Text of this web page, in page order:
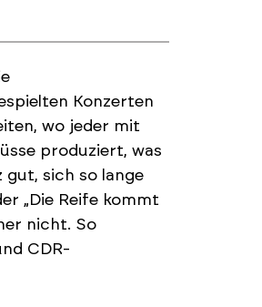
Konzerten
wo jeder mit
produziert, was
gut, sich so lange
„Die Reife kommt
nicht. So
CDR-